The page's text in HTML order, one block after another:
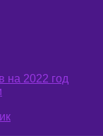
на 2022 год